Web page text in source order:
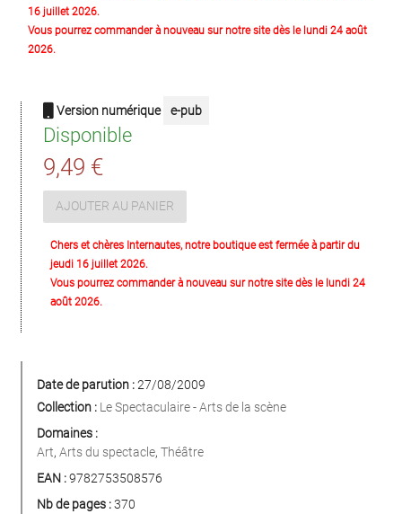
16 juillet 2026.
Vous pourrez commander à nouveau sur notre site dès le lundi 24 août
2026.
Version numérique e-pub
Disponible
9,49 €
AJOUTER AU PANIER
Chers et chères Internautes, notre boutique est fermée à partir du
jeudi 16 juillet 2026.
Vous pourrez commander à nouveau sur notre site dès le lundi 24
août 2026.
Date de parution :27/08/2009
Collection : Le Spectaculaire - Arts de la scène
Domaines :
Art, Arts du spectacle, Théâtre
EAN :9782753508576
Nb de pages :370